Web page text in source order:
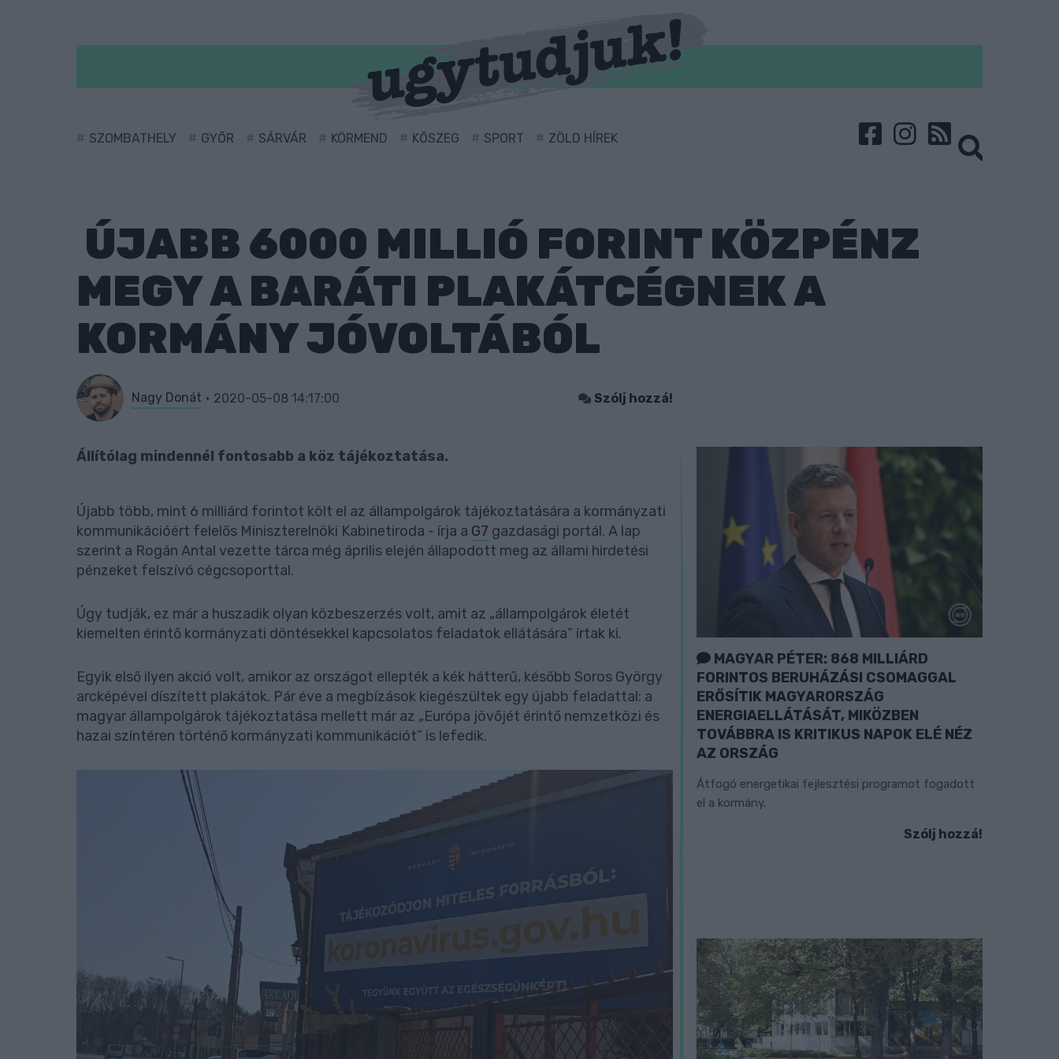
SZOMBATHELY GYŐR SÁRVÁR KÖRMEND KŐSZEG SPORT ZÖLD HÍREK
ÚJABB 6000 MILLIÓ FORINT KÖZPÉNZ
MEGY A BARÁTI PLAKÁTCÉGNEK A
KORMÁNY JÓVOLTÁBÓL
Nagy Donát 2020-05-08 14:17:00 Szólj hozzá!
Állítólag mindennél fontosabb a köz tájékoztatása.
Újabb több, mint 6 milliárd forintot költ el az állampolgárok tájékoztatására a kormányzati
kommunikációért felelős Miniszterelnöki Kabinetiroda - írja a G7 gazdasági portál. A lap
szerint a Rogán Antal vezette tárca még április elején állapodott meg az állami hirdetési
pénzeket felszívó cégcsoporttal.
Úgy tudják, ez már a huszadik olyan közbeszerzés volt, amit az „állampolgárok életét
kiemelten érintő kormányzati döntésekkel kapcsolatos feladatok ellátására” írtak ki.
Egyik első ilyen akció volt, amikor az országot ellepték a kék hátterű, később Soros György
arcképével díszített plakátok. Pár éve a megbízások kiegészültek egy újabb feladattal: a
magyar állampolgárok tájékoztatása mellett már az „Európa jövőjét érintő nemzetközi és
hazai színtéren történő kormányzati kommunikációt” is lefedik.
MAGYAR PÉTER: 868 MILLIÁRD
FORINTOS BERUHÁZÁSI CSOMAGGAL
ERŐSÍTIK MAGYARORSZÁG
ENERGIAELLÁTÁSÁT, MIKÖZBEN
TOVÁBBRA IS KRITIKUS NAPOK ELÉ NÉZ
AZ ORSZÁG
Átfogó energetikai fejlesztési programot fogadott
el a kormány.
Szólj hozzá!